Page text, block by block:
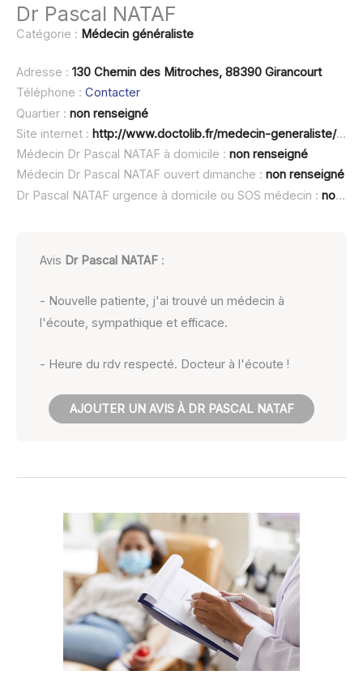
Dr Pascal NATAF
Catégorie : Médecin généraliste
Adresse : 130 Chemin des Mitroches, 88390 Girancourt
Téléphone : Contacter
Quartier : non renseigné
Site internet : http://www.doctolib.fr/medecin-generaliste/girancourt/pascal-nataf
Médecin Dr Pascal NATAF à domicile : non renseigné
Médecin Dr Pascal NATAF ouvert dimanche : non renseigné
Dr Pascal NATAF urgence à domicile ou SOS médecin : non renseigné
Avis Dr Pascal NATAF :
- Nouvelle patiente, j'ai trouvé un médecin à
l'écoute, sympathique et efficace.
- Heure du rdv respecté. Docteur à l'écoute !
AJOUTER UN AVIS À DR PASCAL NATAF